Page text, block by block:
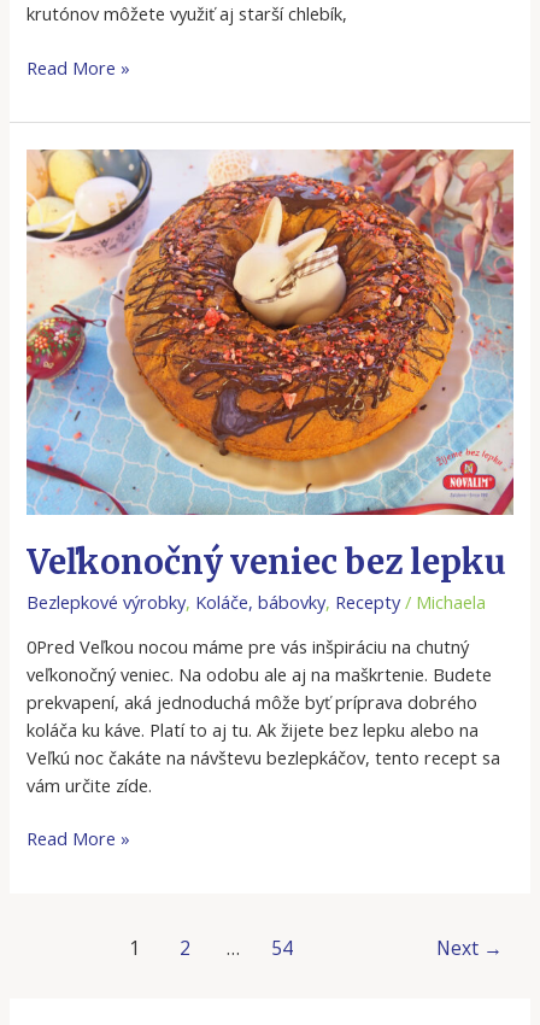
krutónov môžete využiť aj starší chlebík,
Read More »
Veľkonočný veniec bez lepku
Bezlepkové výrobky, Koláče, bábovky, Recepty/ Michaela
0Pred Veľkou nocou máme pre vás inšpiráciu na chutný
veľkonočný veniec. Na odobu ale aj na maškrtenie. Budete
prekvapení, aká jednoduchá môže byť príprava dobrého
koláča ku káve. Platí to aj tu. Ak žijete bez lepku alebo na
Veľkú noc čakáte na návštevu bezlepkáčov, tento recept sa
vám určite zíde.
Veľkonočný
veniec
bez
lepku
Read More »
1 2 … 54 Next →